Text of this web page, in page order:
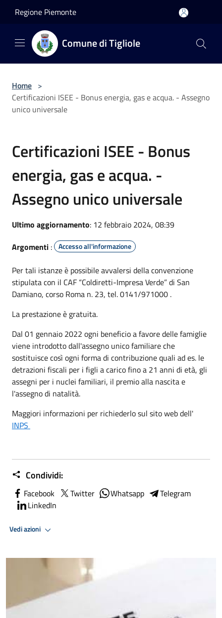
Regione Piemonte
Comune di Tigliole
Home >
Certificazioni ISEE - Bonus energia, gas e acqua. - Assegno
unico universale
Certificazioni ISEE - Bonus
energia, gas e acqua. -
Assegno unico universale
Ultimo aggiornamento: 12 febbraio 2024, 08:39
Argomenti : Accesso all'informazione
Per tali istanze è possibile avvalersi della convenzione
stipulata con il CAF “Coldiretti-Impresa Verde” di San
Damiano, corso Roma n. 23, tel. 0141/971000 .
La prestazione è gratuita.
Dal 01 gennaio 2022 ogni beneficio a favore delle famiglie
viene introdotto dall'assegno unico familiare che
sostituisce così ogni forma di contribuzione quali ad es. le
detrazioni fiscali per i figli a carico fino a 21 anni di età, gli
assegni per i nuclei familiari, il premio alla nascita e
l'assegno di natalità.
Maggiori informazioni per richiederlo sul sito web dell'
INPS
Condividi:
Facebook Twitter Whatsapp
Telegram
LinkedIn
Vedi azioni